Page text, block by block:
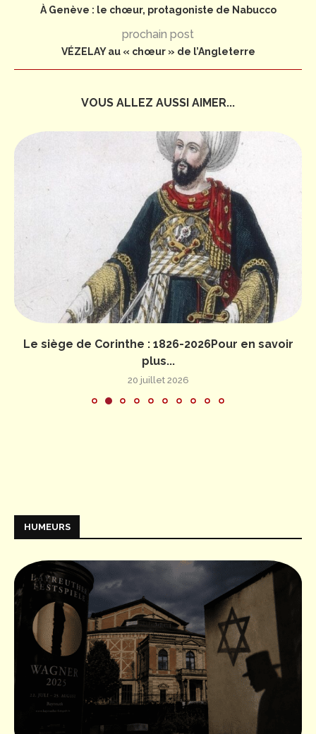
À Genève : le chœur, protagoniste de Nabucco
prochain post
VÉZELAY au « chœur » de l’Angleterre
VOUS ALLEZ AUSSI AIMER...
Le siège de Corinthe : 1826-2026Pour en savoir
plus...
20 juillet 2026
HUMEURS